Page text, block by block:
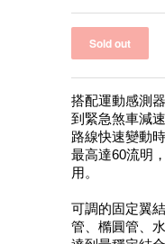
搭配運動感測
到緊急煞車減
路線快速變動
最高達60流明
用。
可調的固定翼
管、橢圓管、